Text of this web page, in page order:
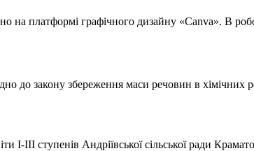
на платформі графічного дизайну «Canva». В
до закону збереження маси речовин в хімічних
І-ІІІ ступенів Андріївської сільської ради